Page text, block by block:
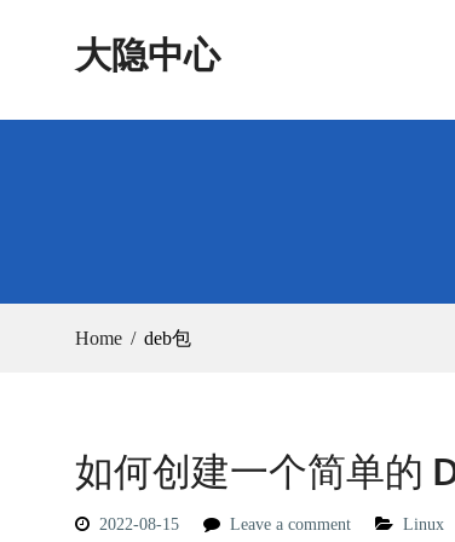
大隐中心
Home deb包
如何创建一个简单的
2022-08-15 Leave a comment Linux